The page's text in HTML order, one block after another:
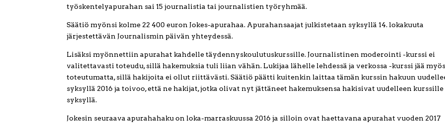
työskentelyapurahan sai 15 journalistia tai journalistien työryhmää.
Säätiö myönsi kolme 22 400 euron Jokes-apurahaa. Apurahansaajat julkistetaan syksyllä 14. lokakuuta
järjestettävän Journalismin päivän yhteydessä.
Lisäksi myönnettiin apurahat kahdelle täydennyskoulutuskurssille. Journalistinen moderointi -kurssi ei
valitettavasti toteudu, sillä hakemuksia tuli liian vähän. Lukijaa lähelle lehdessä ja verkossa -kurssi jää
toteutumatta, sillä hakijoita ei ollut riittävästi. Säätiö päätti kuitenkin laittaa tämän kurssin hakuun
syksyllä 2016 ja toivoo, että ne hakijat, jotka olivat nyt jättäneet hakemuksensa hakisivat uudelleen kurssille
syksyllä.
Jokesin seuraava apurahahaku on loka-marraskuussa 2016 ja silloin ovat haettavana apurahat vuoden 2017